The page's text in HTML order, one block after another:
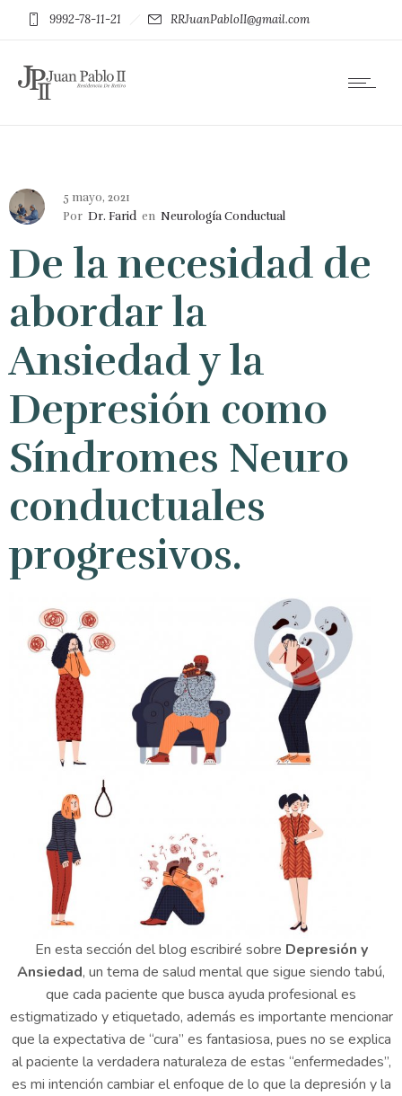
9992-78-11-21 RRJuanPabloII@gmail.com
5 mayo, 2021
Por Dr. Farid en Neurología Conductual
De la necesidad de
abordar la
Ansiedad y la
Depresión como
Síndromes Neuro
conductuales
progresivos.
En esta sección del blog escribiré sobre Depresión y
Ansiedad, un tema de salud mental que sigue siendo tabú,
que cada paciente que busca ayuda profesional es
estigmatizado y etiquetado, además es importante mencionar
que la expectativa de “cura” es fantasiosa, pues no se explica
al paciente la verdadera naturaleza de estas “enfermedades”,
es mi intención cambiar el enfoque de lo que la depresión y la